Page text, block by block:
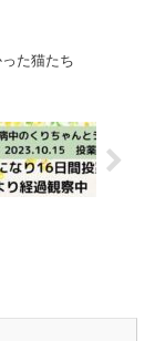
た猫たち